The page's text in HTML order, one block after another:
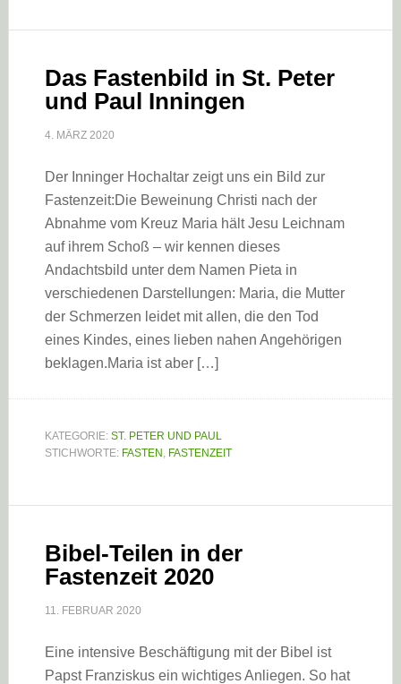
Das Fastenbild in St. Peter
und Paul Inningen
4. MÄRZ 2020
Der Inninger Hochaltar zeigt uns ein Bild zur
Fastenzeit:Die Beweinung Christi nach der
Abnahme vom Kreuz Maria hält Jesu Leichnam
auf ihrem Schoß – wir kennen dieses
Andachtsbild unter dem Namen Pieta in
verschiedenen Darstellungen: Maria, die Mutter
der Schmerzen leidet mit allen, die den Tod
eines Kindes, eines lieben nahen Angehörigen
beklagen.Maria ist aber […]
KATEGORIE: ST. PETER UND PAUL
STICHWORTE: FASTEN , FASTENZEIT
Bibel-Teilen in der
Fastenzeit 2020
11. FEBRUAR 2020
Eine intensive Beschäftigung mit der Bibel ist
Papst Franziskus ein wichtiges Anliegen. So hat